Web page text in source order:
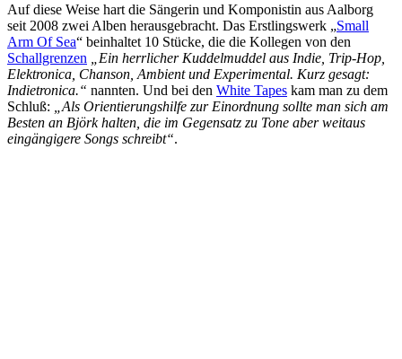
Auf diese Weise hart die Sängerin und Komponistin aus Aalborg
seit 2008 zwei Alben herausgebracht. Das Erstlingswerk „Small
Arm Of Sea“ beinhaltet 10 Stücke, die die Kollegen von den
Schallgrenzen
„Ein herrlicher Kuddelmuddel aus Indie, Trip-Hop,
Elektronica, Chanson, Ambient und Experimental. Kurz gesagt:
Indietronica.“ nannten. Und bei den White Tapes kam man zu dem
Schluß:
„Als Orientierungshilfe zur Einordnung sollte man sich am
Besten an Björk halten, die im Gegensatz zu Tone aber weitaus
eingängigere Songs schreibt“.